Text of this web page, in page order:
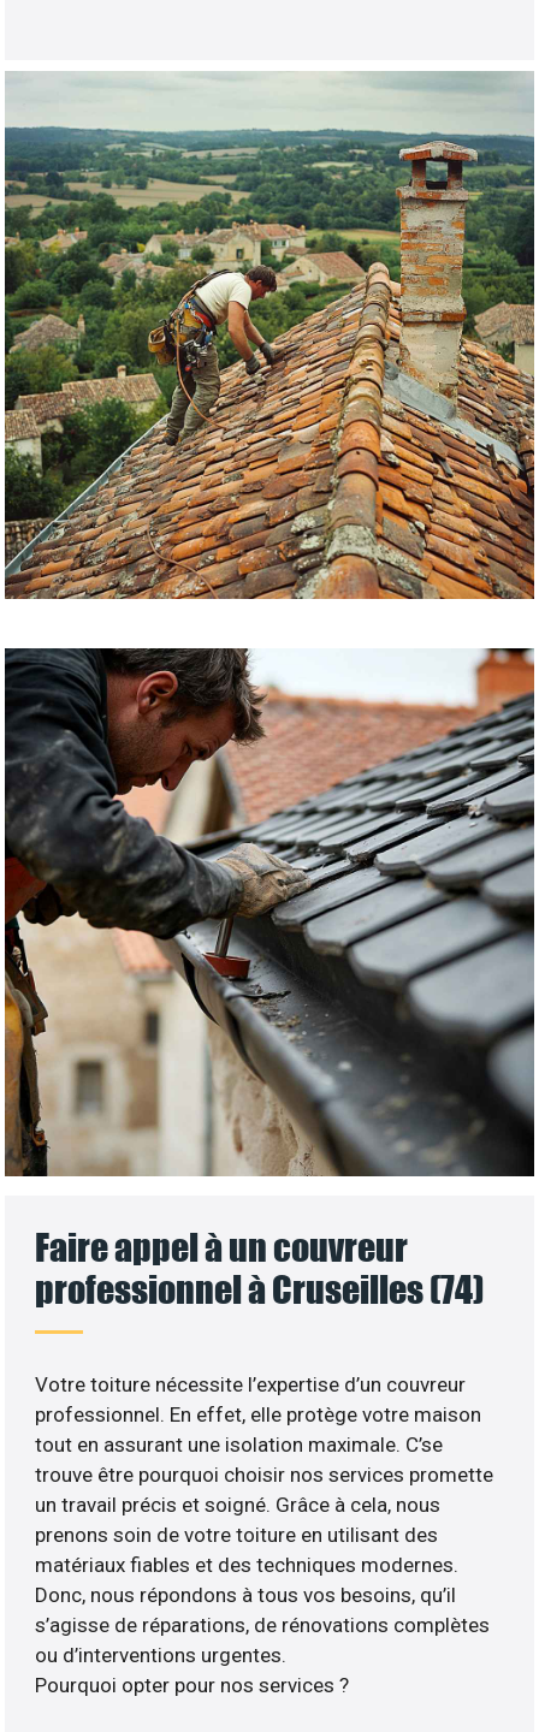
Faire appel à un couvreur
professionnel à Cruseilles (74)
Votre toiture nécessite l’expertise d’un couvreur
professionnel. En effet, elle protège votre maison
tout en assurant une isolation maximale. C’se
trouve être pourquoi choisir nos services promette
un travail précis et soigné. Grâce à cela, nous
prenons soin de votre toiture en utilisant des
matériaux fiables et des techniques modernes.
Donc, nous répondons à tous vos besoins, qu’il
s’agisse de réparations, de rénovations complètes
ou d’interventions urgentes.
Pourquoi opter pour nos services ?